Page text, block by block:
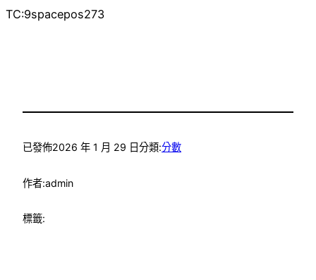
TC:9spacepos273
已發佈2026 年 1 月 29 日分類:分數
作者:admin
標籤: